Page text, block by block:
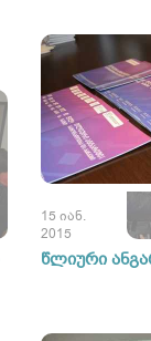
15 იან.
2015
წლიური